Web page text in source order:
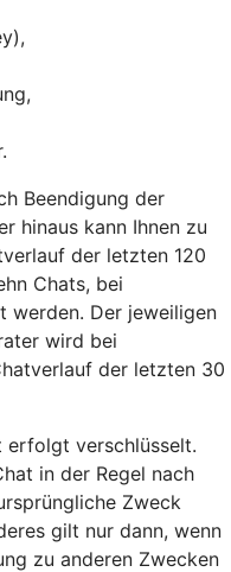
Beendigung der
hinaus kann Ihnen zu
der letzten 120
Chats, bei
werden. Der jeweiligen
wird bei
der letzten 30
erfolgt verschlüsselt.
in der Regel nach
Zweck
gilt nur dann, wenn
zu anderen Zwecken